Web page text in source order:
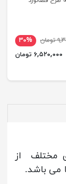
۳۰%
۶,۵۲۰,۰۰۰ تومان
مختلف از
می باشد.